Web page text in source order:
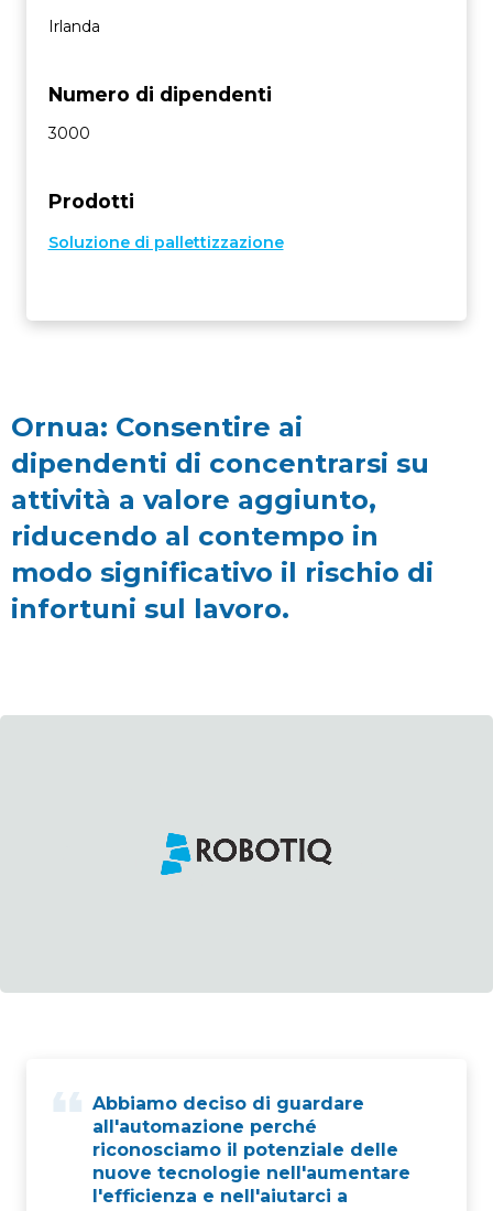
Irlanda
Numero di dipendenti
3000
Prodotti
Soluzione di pallettizzazione
Ornua: Consentire ai
dipendenti di concentrarsi su
attività a valore aggiunto,
riducendo al contempo in
modo significativo il rischio di
infortuni sul lavoro.
Abbiamo deciso di guardare
all'automazione perché
riconosciamo il potenziale delle
nuove tecnologie nell'aumentare
l'efficienza e nell'aiutarci a